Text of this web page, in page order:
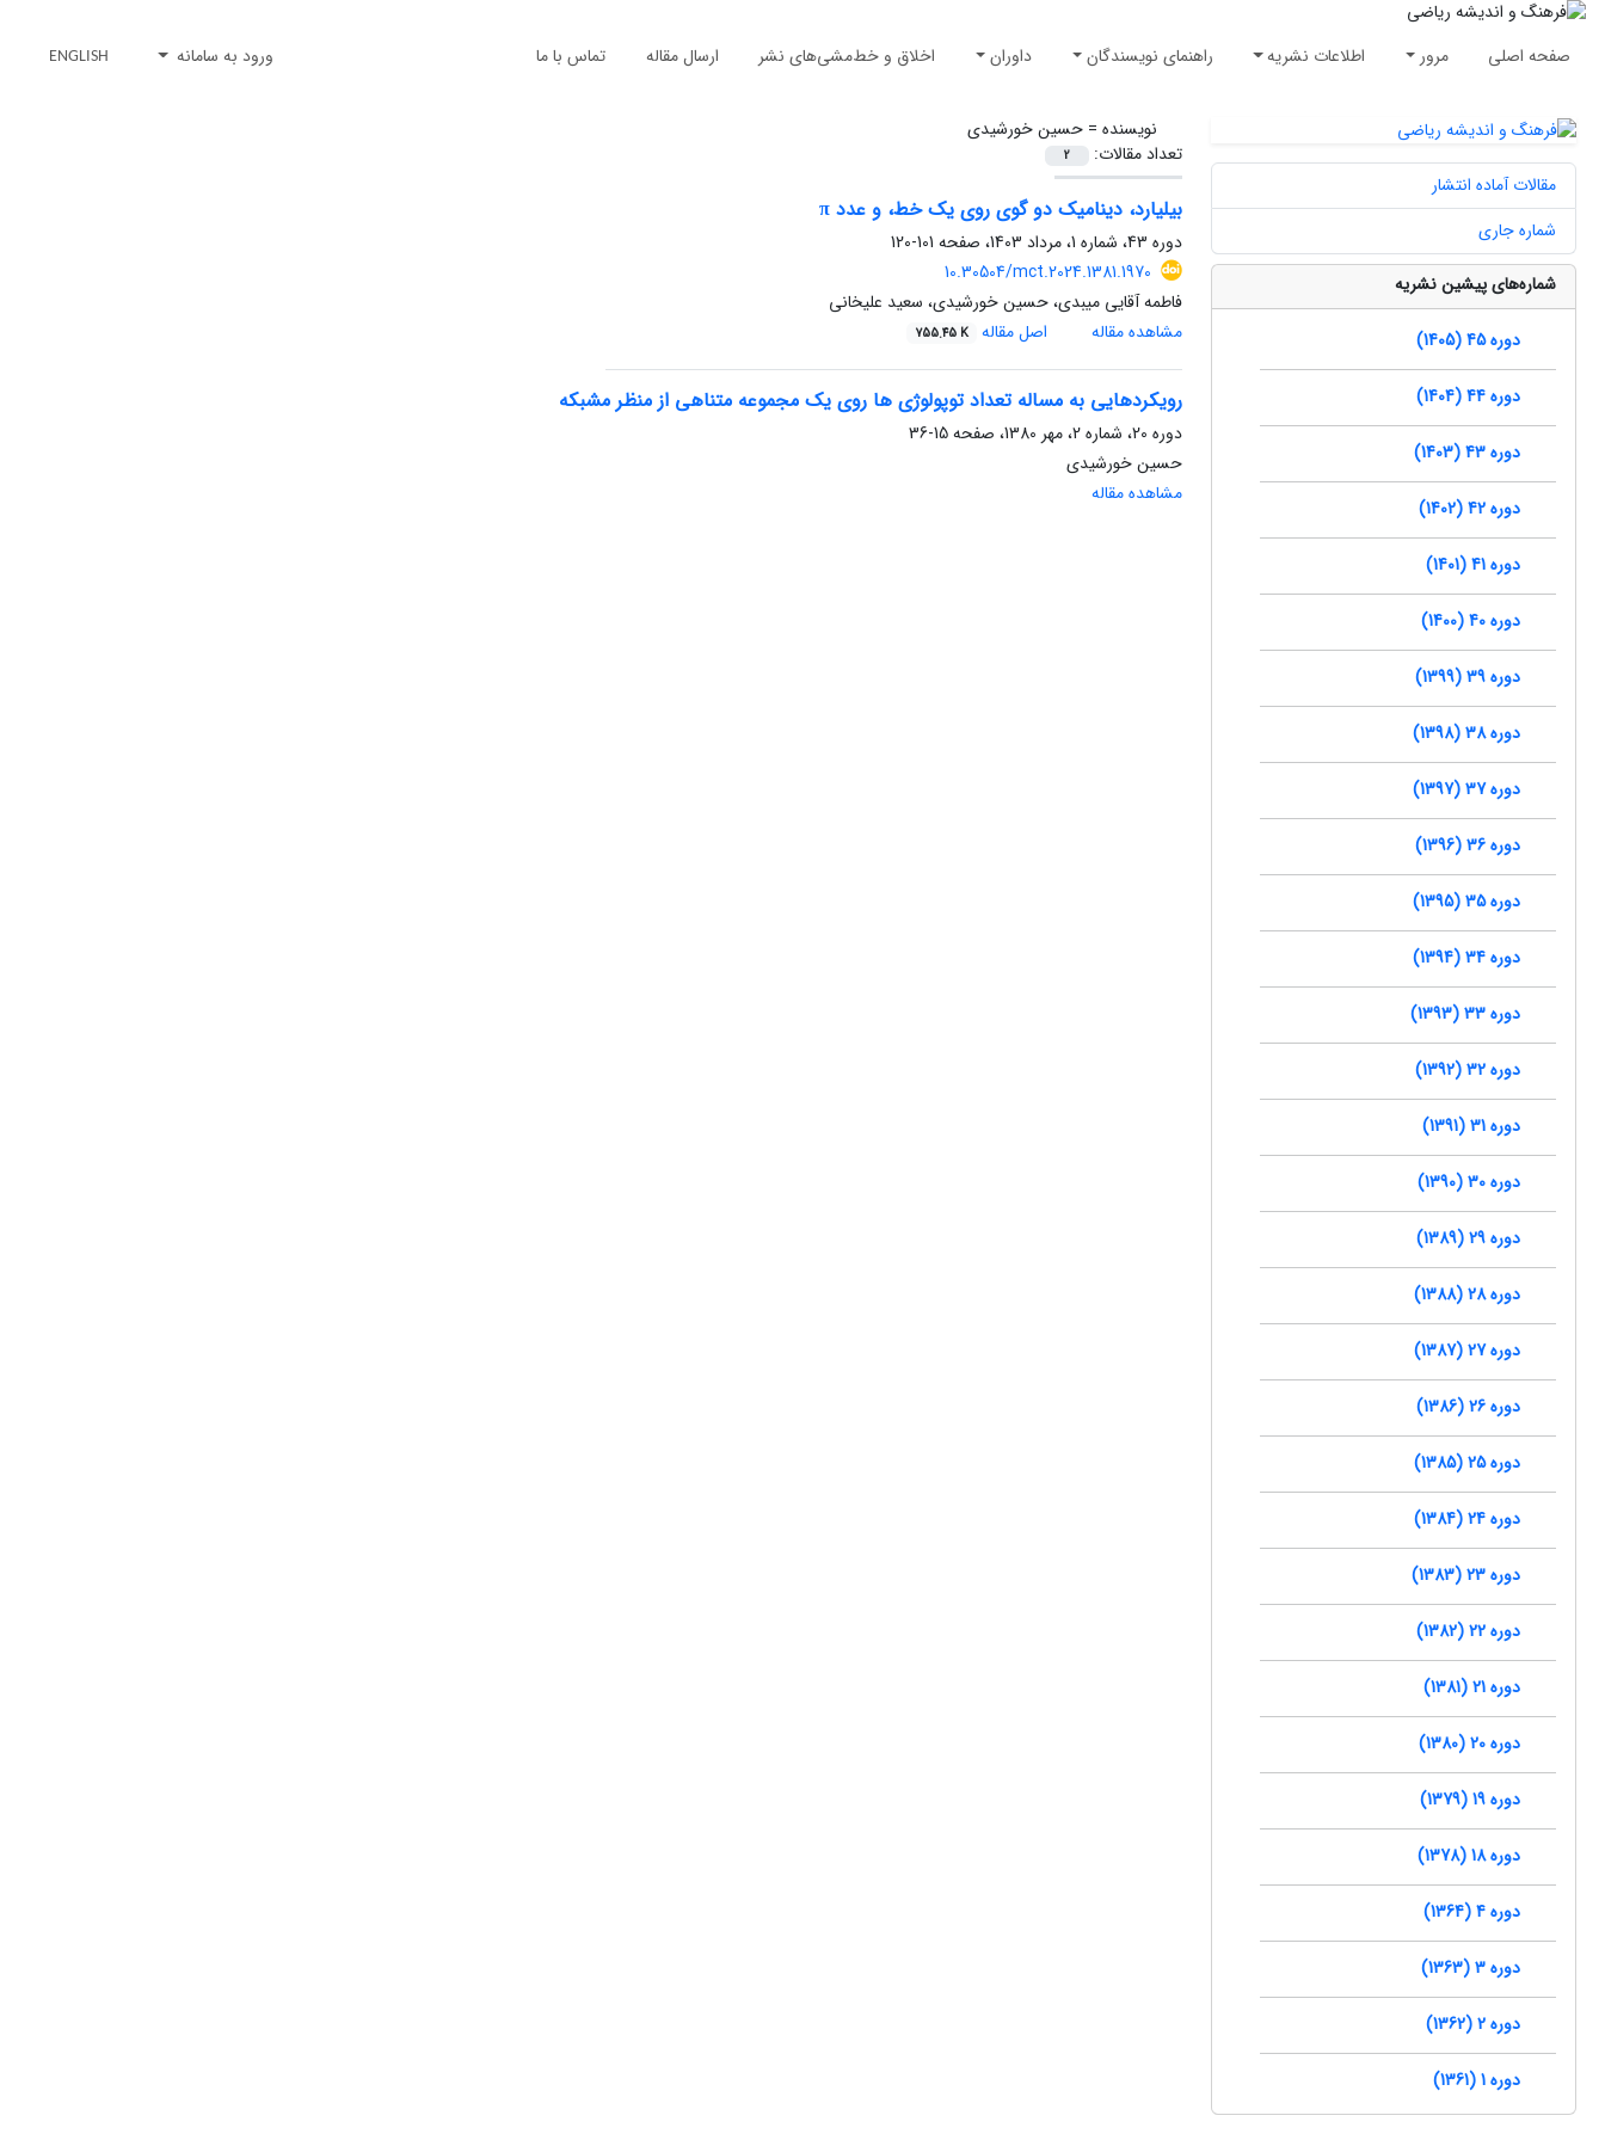
صفحه اصلی مرور اطلاعات نشریه راهنمای نویسندگان داوران اخلاق و خط‌مشی‌های نشر ارسال مقاله تماس با ما ورود به سامانه ENGLISH
نویسنده =حسین خورشیدی
تعداد مقالات:
2
بیلیارد، دینامیک دو گوی روی یک خط، و عدد π
دوره 43، شماره 1، مرداد 1403، صفحه
101-120
10.30504/mct.2024.1381.1970
فاطمه آقایی میبدی، حسین خورشیدی، سعید علیخانی
مشاهده مقاله
اصل مقاله 755.45 K
رویکردهایی به مساله تعداد توپولوژی ها روی یک مجموعه متناهی از منظر مشبکه
دوره 20، شماره 2، مهر 1380، صفحه
15-36
حسین خورشیدی
مشاهده مقاله
مقالات آماده انتشار
شماره جاری
شماره‌های پیشین نشریه
دوره 45 (1405)
دوره 44 (1404)
دوره 43 (1403)
دوره 42 (1402)
دوره 41 (1401)
دوره 40 (1400)
دوره 39 (1399)
دوره 38 (1398)
دوره 37 (1397)
دوره 36 (1396)
دوره 35 (1395)
دوره 34 (1394)
دوره 33 (1393)
دوره 32 (1392)
دوره 31 (1391)
دوره 30 (1390)
دوره 29 (1389)
دوره 28 (1388)
دوره 27 (1387)
دوره 26 (1386)
دوره 25 (1385)
دوره 24 (1384)
دوره 23 (1383)
دوره 22 (1382)
دوره 21 (1381)
دوره 20 (1380)
دوره 19 (1379)
دوره 18 (1378)
دوره 4 (1364)
دوره 3 (1363)
دوره 2 (1362)
دوره 1 (1361)